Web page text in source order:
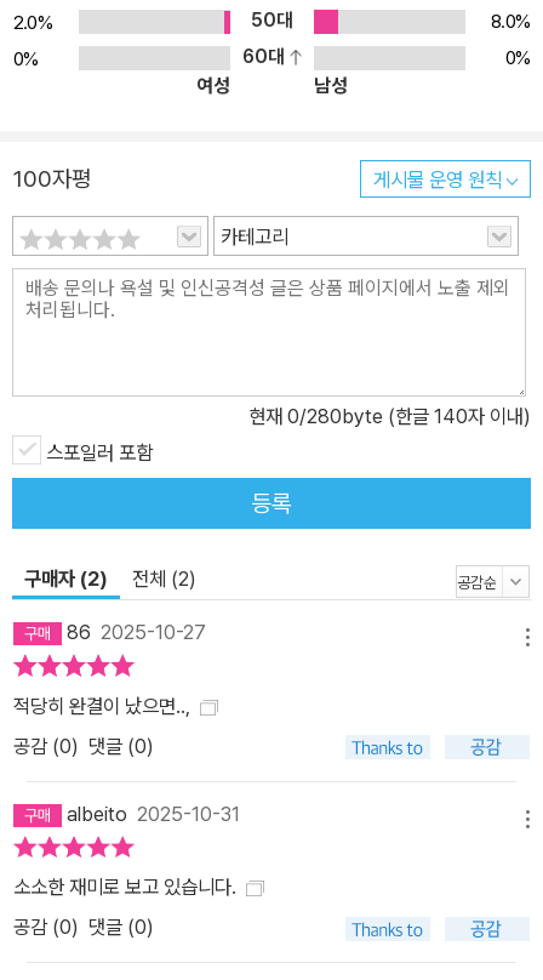
2.0%
50대
8.0%
0%
60대
0%
여성
남성
100자평 게시물 운영 원칙
카테고리
현재 0/280byte (한글 140자 이내)
스포일러 포함
등록
구매자 (2) 전체 (2)
86 2025-10-27
적당히 완결이 났으면..,
공감 (0) 댓글 (0)
albeito 2025-10-31
소소한 재미로 보고 있습니다.
공감 (0) 댓글 (0)